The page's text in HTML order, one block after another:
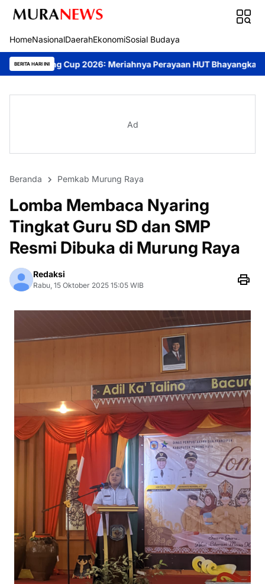
HomeNasionalDaerahEkonomiSosial Budaya
BERITA HARI INI
Meriahnya Perayaan HUT Bhayangkara ke-80 di Palangka
Ad
Beranda Pemkab Murung Raya
Lomba Membaca Nyaring
Tingkat Guru SD dan SMP
Resmi Dibuka di Murung Raya
Redaksi
Rabu, 15 Oktober 2025 15:05 WIB